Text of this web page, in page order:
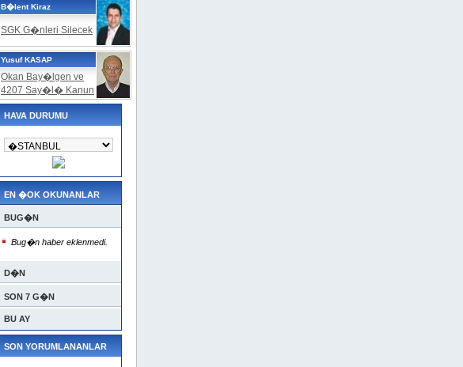
B�lent Kiraz
SGK G�nleri Silecek
Yusuf KASAP
Okan Bay�lgen ve
4207 Say�l� Kanun
HAVA DURUMU
EN �OK OKUNANLAR
BUG�N
Bug�n haber eklenmedi.
D�N
SON 7 G�N
BU AY
SON YORUMLANANLAR